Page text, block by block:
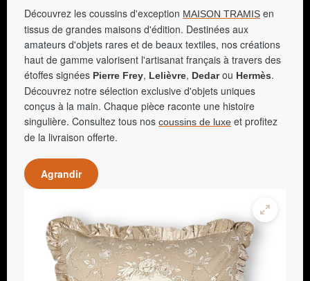
Découvrez les coussins d'exception MAISON TRAMIS en
tissus de grandes maisons d'édition. Destinées aux
amateurs d'objets rares et de beaux textiles, nos créations
haut de gamme valorisent l'artisanat français à travers des
étoffes signées Pierre Frey, Lelièvre, Dedarou Hermès.
Découvrez notre sélection exclusive d'objets uniques
conçus à la main. Chaque pièce raconte une histoire
singulière. Consultez tous nos coussins de luxe et profitez
de la livraison offerte.
Agrandir